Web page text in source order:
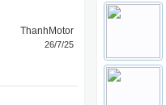
ThanhMotor
26/7/25